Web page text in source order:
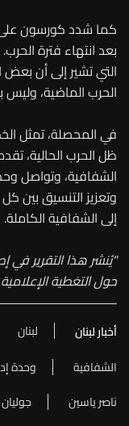
كما شدد كورسون على
بعد انتهاء فترة
التي تشير إلى أن
الحرب الماضية، وليس
ظل الحرب الحالية،
الشفافية، وتواصل
وتعزيز التنسيق بين
إلى الشفافية الكاملة.
"يُنشر هذا التقرير
حول التغطية
أخبار لبنان لبنان
الشفافية
وحدة
ناصر ياسين